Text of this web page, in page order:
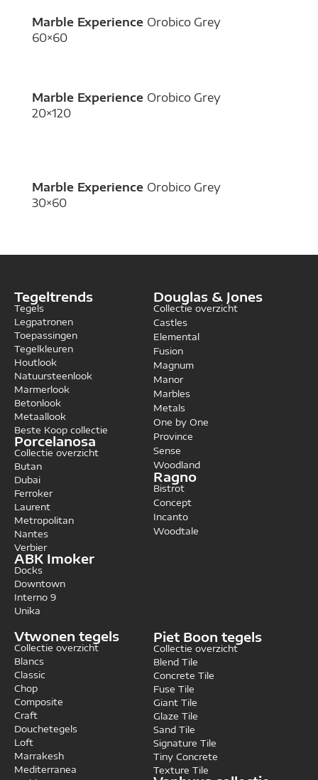
Marble Experience Orobico Grey
60×60
Marble Experience Orobico Grey
20×120
Marble Experience Orobico Grey
30×60
Tegeltrends
Tegels
Legpatronen
Toepassingen
Tegelkleuren
Houtlook
Natuursteenlook
Marmerlook
Betonlook
Metaallook
Beste Koop collectie
Porcelanosa
Collectie overzicht
Butan
Dubai
Ferroker
Laurent
Metropolitan
Nantes
Verbier
ABK Imoker
Docks
Downtown
Interno 9
Unika
Douglas & Jones
Collectie overzicht
Castles
Elemental
Fusion
Magnum
Manor
Marbles
Metals
One by One
Province
Sense
Woodland
Ragno
Bistrot
Concept
Incanto
Woodtale
Vtwonen tegels
Collectie overzicht
Blancs
Classic
Chop
Composite
Craft
Douchetegels
Loft
Marrakesh
Mediterranea
Piet Boon tegels
Collectie overzicht
Blend Tile
Concrete Tile
Fuse Tile
Giant Tile
Glaze Tile
Sand Tile
Signature Tile
Tiny Concrete
Texture Tile